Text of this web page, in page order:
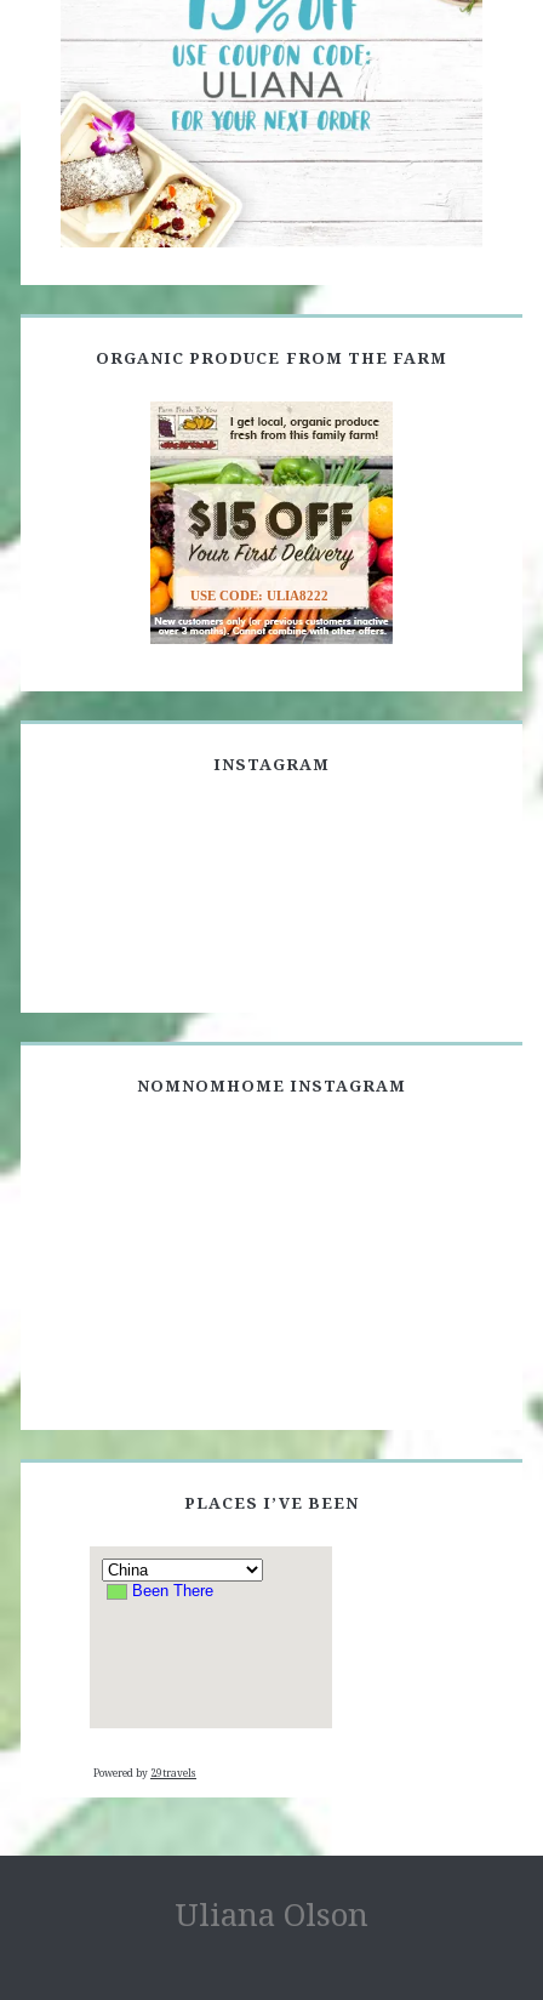
ORGANIC PRODUCE FROM THE FARM
USE CODE: ULIA8222
INSTAGRAM
NOMNOMHOME INSTAGRAM
PLACES I’VE BEEN
Powered by 29travels
Uliana Olson